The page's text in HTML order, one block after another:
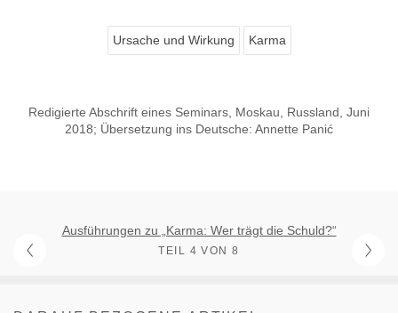
Ursache und Wirkung Karma
Redigierte Abschrift eines Seminars, Moskau, Russland, Juni
2018; Übersetzung ins Deutsche: Annette Panić
Ausführungen zu „Karma: Wer trägt die Schuld?“
TEIL 4 VON 8